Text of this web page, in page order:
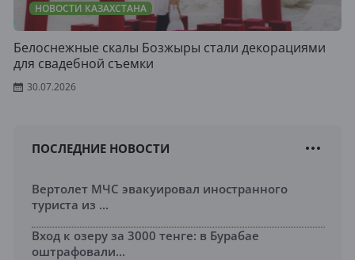
НОВОСТИ КАЗАХСТАНА
Белоснежные скалы Бозжыры стали декорациями
для свадебной съемки
30.07.2026
ПОСЛЕДНИЕ НОВОСТИ
Вертолет МЧС эвакуировал иностранного
туриста из ...
Вход к озеру за 3000 тенге: в Бурабае
оштрафовали...